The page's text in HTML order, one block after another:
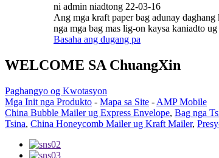
ni admin niadtong 22-03-16
Ang mga kraft paper bag adunay
nga mga bag mas lig-on kaysa kaniadto
Basaha ang dugang pa
WELCOME SA ChuangXin
Paghangyo og Kwotasyon
Mga Init nga Produkto - Mapa sa Site - AMP Mobile
China Bubble Mailer ug Express Envelope, Bag nga
Tsina, China Honeycomb Mailer ug Kraft Mailer,